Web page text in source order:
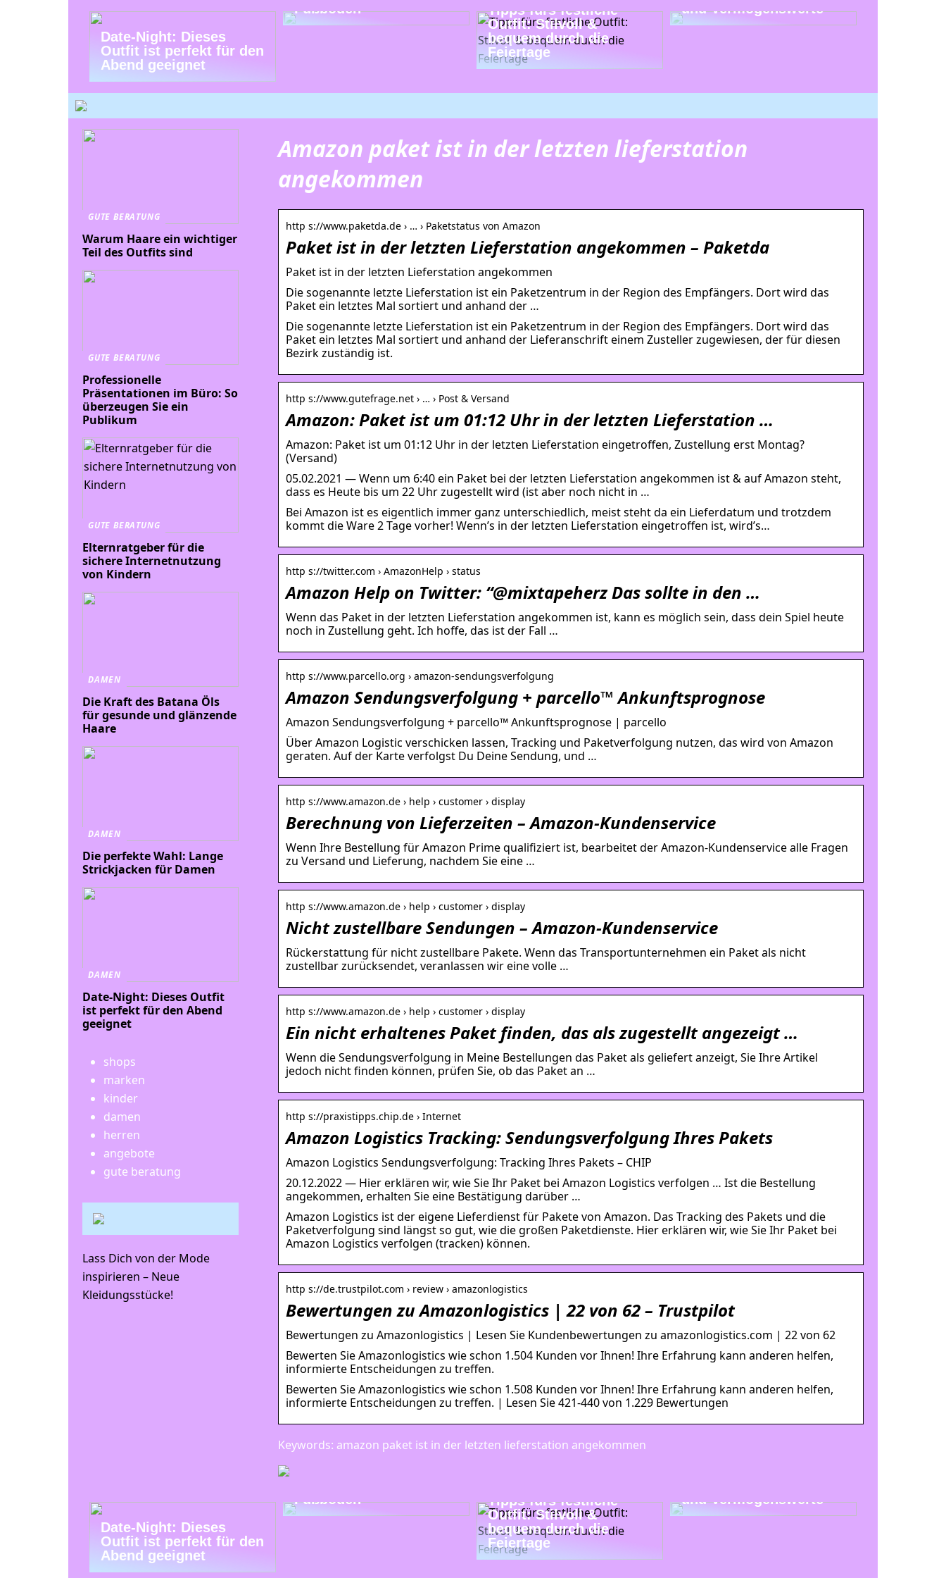
Date-Night: Dieses
Outfit ist perfekt für den
Abend geeignet
Fußböden
Tipps fürs festliche
Outfit: Stilvoll &
bequem durch die
Feiertage
und Vermögenswerte
Amazon paket ist in der letzten lieferstation
angekommen
http s://www.paketda.de › … › Paketstatus von Amazon
Paket ist in der letzten Lieferstation angekommen – Paketda
Paket ist in der letzten Lieferstation angekommen
Die sogenannte letzte Lieferstation ist ein Paketzentrum in der Region des Empfängers. Dort wird das
Paket ein letztes Mal sortiert und anhand der …
Die sogenannte letzte Lieferstation ist ein Paketzentrum in der Region des Empfängers. Dort wird das
Paket ein letztes Mal sortiert und anhand der Lieferanschrift einem Zusteller zugewiesen, der für diesen
Bezirk zuständig ist.
http s://www.gutefrage.net › … › Post & Versand
Amazon: Paket ist um 01:12 Uhr in der letzten Lieferstation …
Amazon: Paket ist um 01:12 Uhr in der letzten Lieferstation eingetroffen, Zustellung erst Montag?
(Versand)
05.02.2021 — Wenn um 6:40 ein Paket bei der letzten Lieferstation angekommen ist & auf Amazon steht,
dass es Heute bis um 22 Uhr zugestellt wird (ist aber noch nicht in …
Bei Amazon ist es eigentlich immer ganz unterschiedlich, meist steht da ein Lieferdatum und trotzdem
kommt die Ware 2 Tage vorher! Wenn’s in der letzten Lieferstation eingetroffen ist, wird’s…
http s://twitter.com › AmazonHelp › status
Amazon Help on Twitter: “@mixtapeherz Das sollte in den …
Wenn das Paket in der letzten Lieferstation angekommen ist, kann es möglich sein, dass dein Spiel heute
noch in Zustellung geht. Ich hoffe, das ist der Fall …
http s://www.parcello.org › amazon-sendungsverfolgung
Amazon Sendungsverfolgung + parcello™ Ankunftsprognose
Amazon Sendungsverfolgung + parcello™ Ankunftsprognose | parcello
Über Amazon Logistic verschicken lassen, Tracking und Paketverfolgung nutzen, das wird von Amazon
geraten. Auf der Karte verfolgst Du Deine Sendung, und …
http s://www.amazon.de › help › customer › display
Berechnung von Lieferzeiten – Amazon-Kundenservice
Wenn Ihre Bestellung für Amazon Prime qualifiziert ist, bearbeitet der Amazon-Kundenservice alle Fragen
zu Versand und Lieferung, nachdem Sie eine …
http s://www.amazon.de › help › customer › display
Nicht zustellbare Sendungen – Amazon-Kundenservice
Rückerstattung für nicht zustellbare Pakete. Wenn das Transportunternehmen ein Paket als nicht
zustellbar zurücksendet, veranlassen wir eine volle …
http s://www.amazon.de › help › customer › display
Ein nicht erhaltenes Paket finden, das als zugestellt angezeigt …
Wenn die Sendungsverfolgung in Meine Bestellungen das Paket als geliefert anzeigt, Sie Ihre Artikel
jedoch nicht finden können, prüfen Sie, ob das Paket an …
http s://praxistipps.chip.de › Internet
Amazon Logistics Tracking: Sendungsverfolgung Ihres Pakets
Amazon Logistics Sendungsverfolgung: Tracking Ihres Pakets – CHIP
20.12.2022 — Hier erklären wir, wie Sie Ihr Paket bei Amazon Logistics verfolgen … Ist die Bestellung
angekommen, erhalten Sie eine Bestätigung darüber …
Amazon Logistics ist der eigene Lieferdienst für Pakete von Amazon. Das Tracking des Pakets und die
Paketverfolgung sind längst so gut, wie die großen Paketdienste. Hier erklären wir, wie Sie Ihr Paket bei
Amazon Logistics verfolgen (tracken) können.
http s://de.trustpilot.com › review › amazonlogistics
Bewertungen zu Amazonlogistics | 22 von 62 – Trustpilot
Bewertungen zu Amazonlogistics | Lesen Sie Kundenbewertungen zu amazonlogistics.com | 22 von 62
Bewerten Sie Amazonlogistics wie schon 1.504 Kunden vor Ihnen! Ihre Erfahrung kann anderen helfen,
informierte Entscheidungen zu treffen.
Bewerten Sie Amazonlogistics wie schon 1.508 Kunden vor Ihnen! Ihre Erfahrung kann anderen helfen,
informierte Entscheidungen zu treffen. | Lesen Sie 421-440 von 1.229 Bewertungen
Keywords: amazon paket ist in der letzten lieferstation angekommen
GUTE BERATUNG
Warum Haare ein wichtiger
Teil des Outfits sind
GUTE BERATUNG
Professionelle
Präsentationen im Büro: So
überzeugen Sie ein
Publikum
GUTE BERATUNG
Elternratgeber für die
sichere Internetnutzung
von Kindern
DAMEN
Die Kraft des Batana Öls
für gesunde und glänzende
Haare
DAMEN
Die perfekte Wahl: Lange
Strickjacken für Damen
DAMEN
Date-Night: Dieses Outfit
ist perfekt für den Abend
geeignet
shops
marken
kinder
damen
herren
angebote
gute beratung
Lass Dich von der Mode
inspirieren – Neue
Kleidungsstücke!
Date-Night: Dieses
Outfit ist perfekt für den
Abend geeignet
Fußböden
Tipps fürs festliche
Outfit: Stilvoll &
bequem durch die
Feiertage
und Vermögenswerte